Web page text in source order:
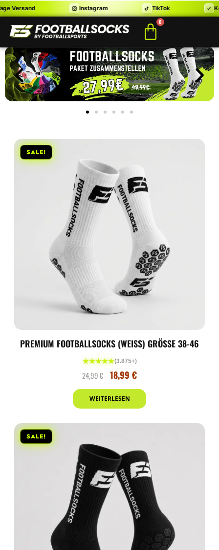
Versand Instagram TikTok
0
SALE!
PREMIUM FOOTBALLSOCKS (WEISS) GRÖSSE 38-46
★★★★★(3.875+)
24,99€ 18,99 €
WEITERLESEN
SALE!